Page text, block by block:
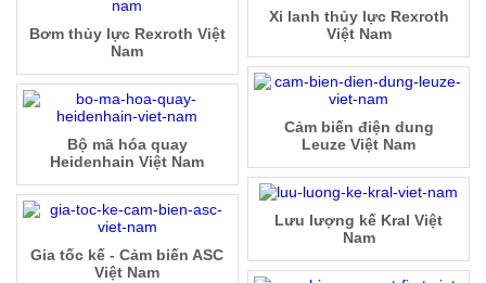
Xi lanh thủy lực Rexroth
Việt Nam
Bơm thủy lực Rexroth Việt
Nam
Cảm biến điện dung
Leuze Việt Nam
Bộ mã hóa quay
Heidenhain Việt Nam
Lưu lượng kế Kral Việt
Nam
Gia tốc kế - Cảm biến ASC
Việt Nam